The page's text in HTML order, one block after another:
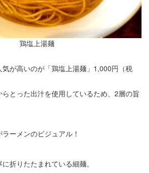
鶏塩上湯麺
が高いのが「鶏塩上湯麺」1,000円（税
とった出汁を使用しているため、2層の旨
ーメンのビジュアル！
折りたたまれている細麺。